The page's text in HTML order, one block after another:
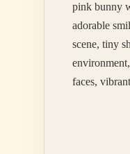
pink bunny
adorable
scene, tiny
faces,